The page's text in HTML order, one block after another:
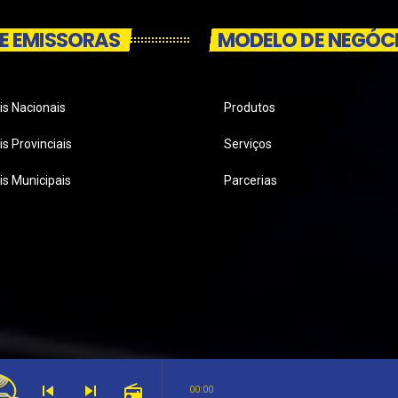
EMISSORAS
Nacionais
Provinciais
Municipais
MODELO DE
Produtos
Serviços
Parcerias
skip_previous skip_next radio 00:00